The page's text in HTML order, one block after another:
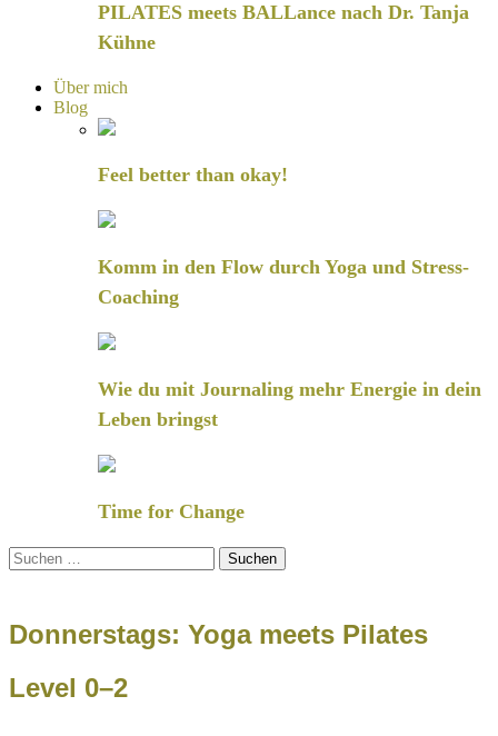
PILATES meets BALLance nach Dr. Tanja
Kühne
Über mich
Blog
Feel better than okay!
Komm in den Flow durch Yoga und Stress-
Coaching
Wie du mit Journaling mehr Energie in dein
Leben bringst
Time for Change
Suchen
nach:
Donnerstags: Yoga meets Pilates
Level 0–2